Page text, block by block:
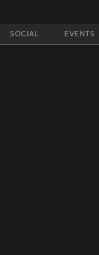
SOCIAL EVENTS